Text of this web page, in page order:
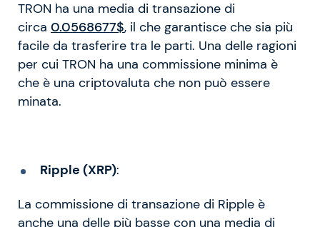
TRON ha una media di transazione di
circa 0.0568677$, il che garantisce che sia più
facile da trasferire tra le parti. Una delle ragioni
per cui TRON ha una commissione minima è
che è una criptovaluta che non può essere
minata.
Ripple (XRP):
La commissione di transazione di Ripple è
anche una delle più basse con una media di